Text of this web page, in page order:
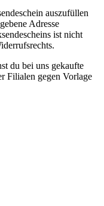
auszufüllen
Adresse
ist nicht
du bei uns gekaufte
Filialen gegen Vorlage